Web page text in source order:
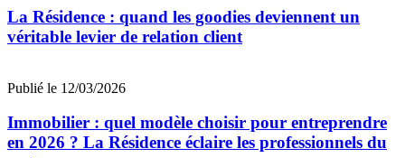
La Résidence : quand les goodies deviennent un
véritable levier de relation client
Publié le 12/03/2026
Immobilier : quel modèle choisir pour entreprendre
en 2026 ? La Résidence éclaire les professionnels du